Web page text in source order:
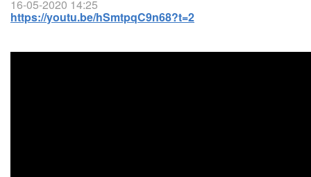
16-05-2020 14:25
https://youtu.be/hSmtpqC9n68?t=2